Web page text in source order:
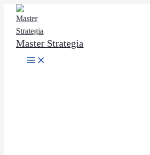
contenido
Master Strategia